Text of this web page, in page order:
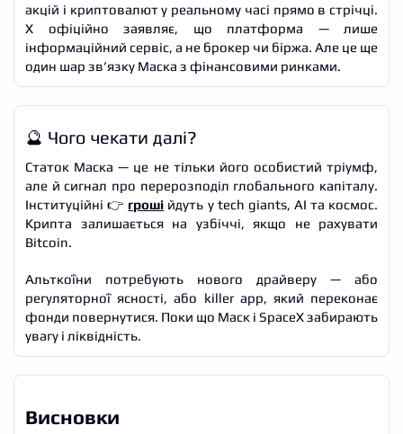
акцій і криптовалют у реальному часі прямо в стрічці.
X офіційно заявляє, що платформа — лише
інформаційний сервіс, а не брокер чи біржа. Але це ще
один шар зв’язку Маска з фінансовими ринками.
🔮 Чого чекати далі?
Статок Маска — це не тільки його особистий тріумф,
але й сигнал про перерозподіл глобального капіталу.
Інституційні 👉 гроші йдуть у tech giants, AI та космос.
Крипта залишається на узбіччі, якщо не рахувати
Bitcoin.
Альткоїни потребують нового драйверу — або
регуляторної ясності, або killer app, який переконає
фонди повернутися. Поки що Маск і SpaceX забирають
увагу і ліквідність.
Висновки